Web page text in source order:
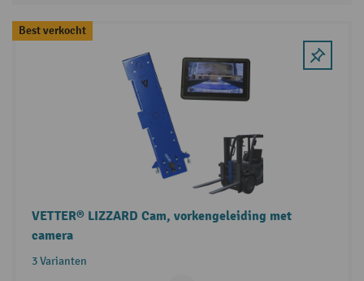
Best verkocht
VETTER® LIZZARD Cam, vorkengeleiding met
camera
3 Varianten